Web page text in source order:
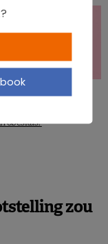
obesitas?
zou